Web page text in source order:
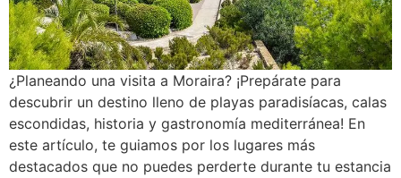
¿Planeando una visita a Moraira? ¡Prepárate para
descubrir un destino lleno de playas paradisíacas, calas
escondidas, historia y gastronomía mediterránea! En
este artículo, te guiamos por los lugares más
destacados que no puedes perderte durante tu estancia